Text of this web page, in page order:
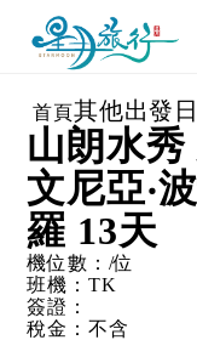
首頁其他出發日
山朗水秀
文尼亞‧
羅 13天
機位數： /位
班機： TK
簽證：
稅金： 不含